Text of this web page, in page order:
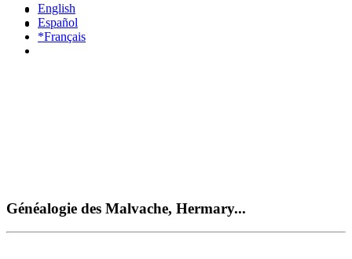
English
Español
*Français
Généalogie des Malvache, Hermary...